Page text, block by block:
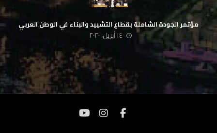
مؤتمر الجودة الشاملة بقطاع التشييد والبناء في الوطن العربي
١٤ أبريل، ٢٠٢٠